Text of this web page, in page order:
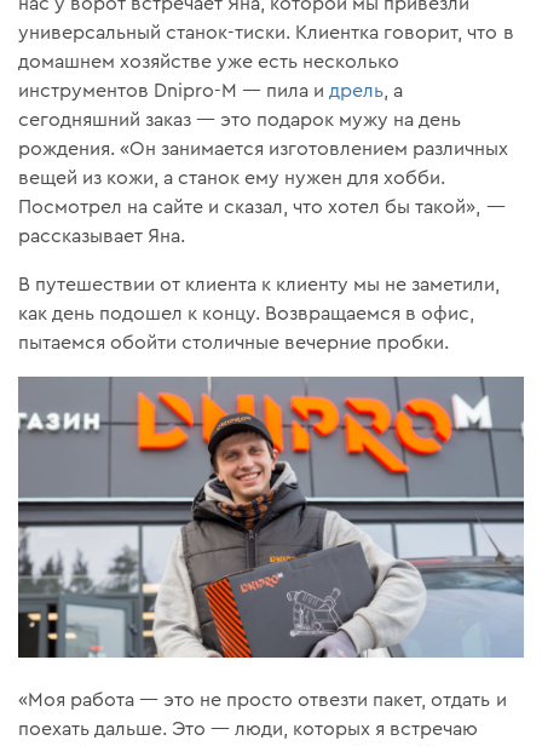
универсальный станок-тиски. Клиентка говорит, что в
домашнем хозяйстве уже есть несколько
инструментов Dnipro-M — пила и дрель , а
сегодняшний заказ — это подарок мужу на день
рождения. «Он занимается изготовлением различных
вещей из кожи, а станок ему нужен для хобби.
Посмотрел на сайте и сказал, что хотел бы такой», —
рассказывает Яна.
В путешествии от клиента к клиенту мы не заметили,
как день подошел к концу. Возвращаемся в офис,
пытаемся обойти столичные вечерние пробки.
«Моя работа — это не просто отвезти пакет, отдать и
поехать дальше. Это — люди, которых я встречаю